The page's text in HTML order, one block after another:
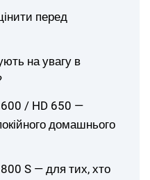
перед
на увагу в
600 / HD 650 —
домашнього
S — для тих, хто